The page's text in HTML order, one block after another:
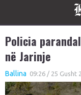
Policia
në Jarinje
Ballina 09:26 / 25 Gusht